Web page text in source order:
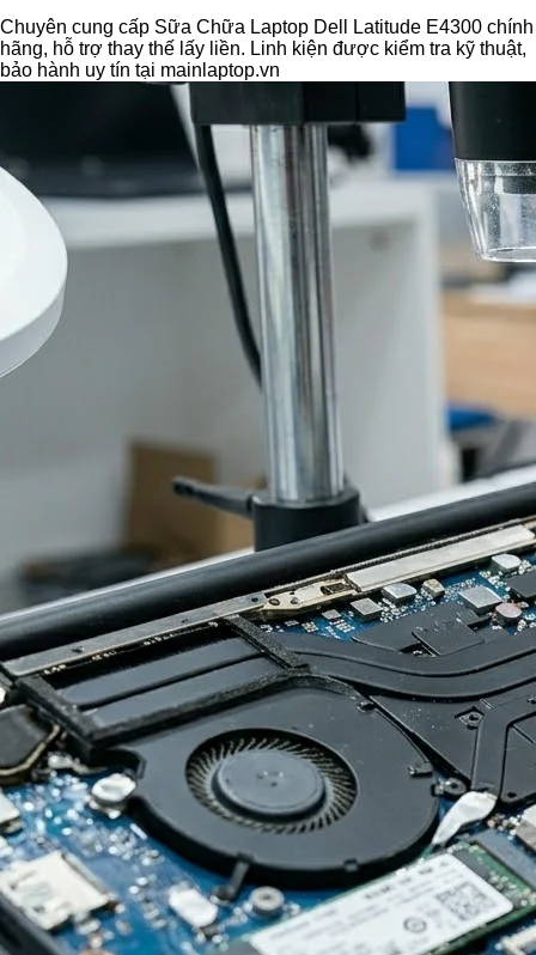
Chuyên cung cấp Sữa Chữa Laptop Dell Latitude E4300 chính
hãng, hỗ trợ thay thế lấy liền. Linh kiện được kiểm tra kỹ thuật,
bảo hành uy tín tại mainlaptop.vn